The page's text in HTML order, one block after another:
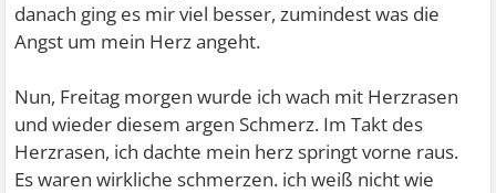
danach ging es mir viel besser, zumindest was die
Angst um mein Herz angeht.
Nun, Freitag morgen wurde ich wach mit Herzrasen
und wieder diesem argen Schmerz. Im Takt des
Herzrasen, ich dachte mein herz springt vorne raus.
Es waren wirkliche schmerzen. ich weiß nicht wie